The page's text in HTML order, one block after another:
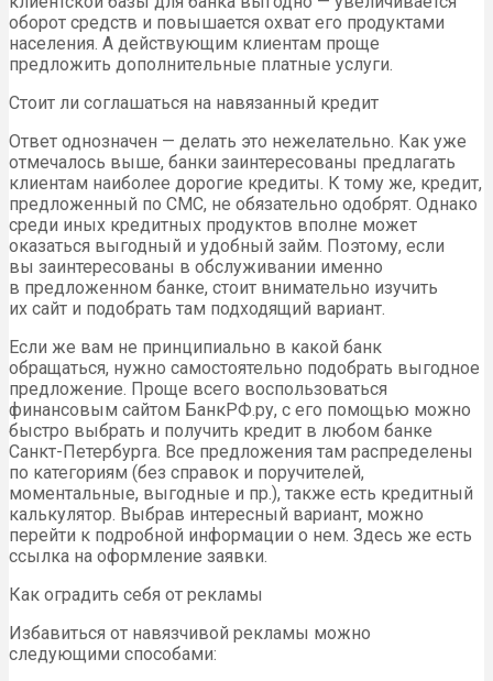
оборот средств и повышается охват его продуктами
населения. А действующим клиентам проще
предложить дополнительные платные услуги.
Стоит ли соглашаться на навязанный кредит
Ответ однозначен — делать это нежелательно. Как уже
отмечалось выше, банки заинтересованы предлагать
клиентам наиболее дорогие кредиты. К тому же, кредит,
предложенный по СМС, не обязательно одобрят. Однако
среди иных кредитных продуктов вполне может
оказаться выгодный и удобный займ. Поэтому, если
вы заинтересованы в обслуживании именно
в предложенном банке, стоит внимательно изучить
их сайт и подобрать там подходящий вариант.
Если же вам не принципиально в какой банк
обращаться, нужно самостоятельно подобрать выгодное
предложение. Проще всего воспользоваться
финансовым сайтом БанкРФ.ру, с его помощью можно
быстро выбрать и получить кредит в любом банке
Санкт-Петербурга. Все предложения там распределены
по категориям (без справок и поручителей,
моментальные, выгодные и пр.), также есть кредитный
калькулятор. Выбрав интересный вариант, можно
перейти к подробной информации о нем. Здесь же есть
ссылка на оформление заявки.
Как оградить себя от рекламы
Избавиться от навязчивой рекламы можно
следующими способами: